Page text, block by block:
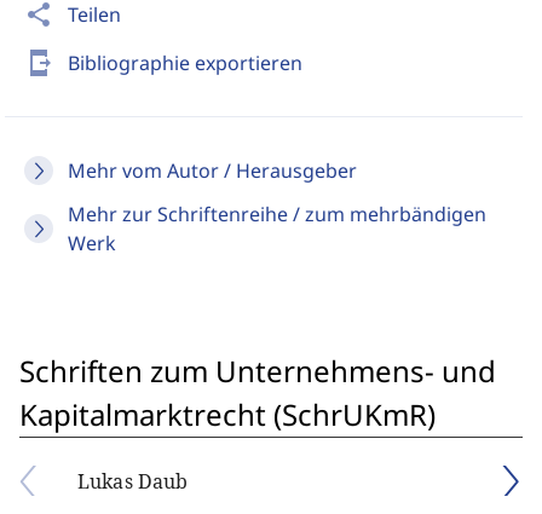
share Teilen
send_to_mobile Bibliographie exportieren
Mehr vom Autor / Herausgeber
Mehr zur Schriftenreihe / zum mehrbändigen
Werk
Schriften zum Unternehmens- und
Kapitalmarktrecht (SchrUKmR)
Lukas Daub